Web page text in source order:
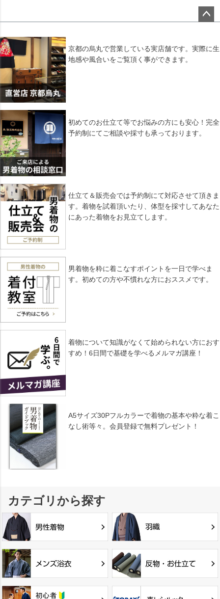
ップ
京都の烏丸で営業している実店舗です。実際に生
地感や風合いをご覧頂く事ができます。
初めてのお仕立て等でお悩みの方にも安心！完全
予約制にてご相談や採寸も承っております。
仕立て＆販売会では予約制にて対応させて頂きま
す。着物を試着頂いたり、体型を採寸してあなた
にあった着物をお見立てします。
男着物を粋に着こなすポイントを一日で学べま
す。初めての方や不慣れな方におススメです。
着物について知識がなくて始められない方におす
すめ！6日間で基礎を学べるメルマガ講座！
A5サイズ30Pフルカラーで着物の基本や粋な着こ
なし術等々。会員登録で無料プレゼント！
カテゴリから探す